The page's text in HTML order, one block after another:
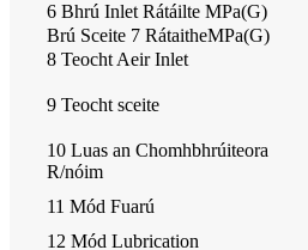
6 Bhrú Inlet Rátáilte MPa(G)
Brú Sceite 7 RátaitheMPa(G)
8 Teocht Aeir Inlet
9 Teocht sceite
10 Luas an Chomhbhrúiteora
R/nóim
11 Mód Fuarú
12 Mód Lubrication